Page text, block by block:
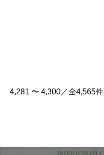
4,281 〜 4,300／全4,565件